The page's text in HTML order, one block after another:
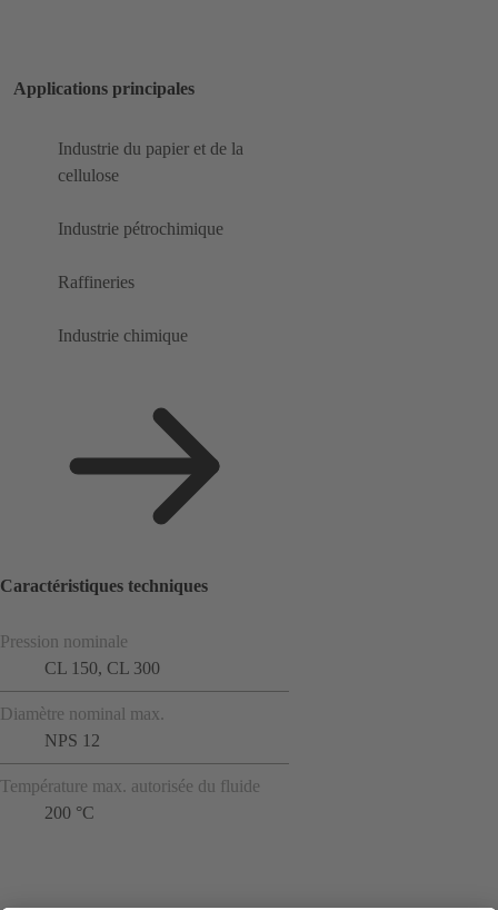
Applications principales
Industrie du papier et de la
cellulose
Industrie pétrochimique
Raffineries
Industrie chimique
Caractéristiques techniques
Pression nominale
CL 150, CL 300
Diamètre nominal max.
NPS 12
Température max. autorisée du fluide
200 °C